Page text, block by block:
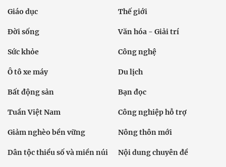
Giáo dục Thế giới
Đời sống Văn hóa - Giải trí
Sức khỏe Công nghệ
Ô tô xe máy Du lịch
Bất động sản Bạn đọc
Tuần Việt Nam Công nghiệp hỗ trợ
Giảm nghèo bền vững Nông thôn mới
Dân tộc thiểu số và miền núi Nội dung chuyên đề